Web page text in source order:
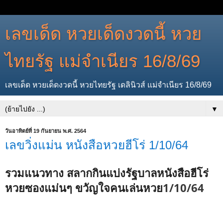
เลขเด็ด หวยเด็ดงวดนี้ หวย
ไทยรัฐ แม่จำเนียร 16/8/69
เลขเด็ด หวยเด็ดงวดนี้ หวยไทยรัฐ เดลินิวส์ แม่จำเนียร 16/8/69
▼
วันอาทิตย์ที่ 19 กันยายน พ.ศ. 2564
เลขวิ่งแม่น หนังสือหวยฮีโร่ 1/10/64
รวมแนวทาง สลากกินแบ่งรัฐบาลหนังสือฮีโร่
หวยซองแม่นๆ ขวัญใจคนเล่นหวย1/10/64